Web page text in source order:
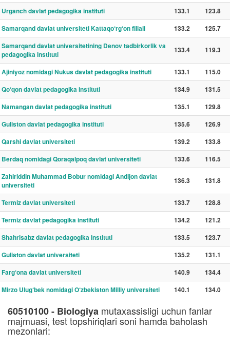
Urganch davlat pedagogika instituti
133.1
123.8
Samarqand davlat universiteti Kattaqo‘rg‘on filiali
133.2
125.7
Samarqand davlat universitetining Denov tadbirkorlik va
pedagogika instituti
133.4 119.3
Ajiniyoz nomidagi Nukus davlat pedagogika instituti 133.1
115.0
Qo‘qon davlat pedagogika instituti
134.9
131.5
Namangan davlat pedagogika instituti
135.1
129.8
Guliston davlat pedagogika instituti
135.6
126.9
Qarshi davlat universiteti
139.2
133.8
Berdaq nomidagi Qoraqalpoq davlat universiteti
133.6
116.5
Zahiriddin Muhammad Bobur nomidagi Andijon davlat
universiteti
136.3 131.8
Termiz davlat universiteti 133.7
128.8
Termiz davlat pedagogika instituti
134.2
121.2
Shahrisabz davlat pedagogika instituti
133.5
123.7
Guliston davlat universiteti
135.2
131.1
Farg‘ona davlat universiteti
140.9
134.4
Mirzo Ulug‘bek nomidagi O‘zbekiston Milliy universiteti
140.1 134.0
60510100 - Biologiya mutaxassisligi uchun fanlar
majmuasi, test topshiriqlari soni hamda baholash
mezonlari: